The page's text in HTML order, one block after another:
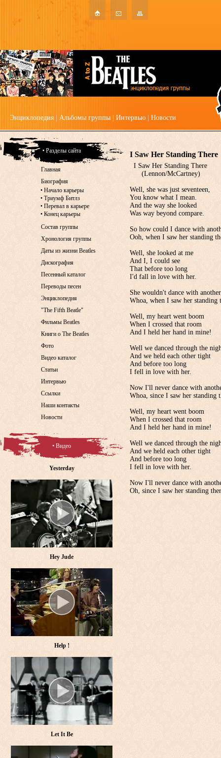
Энциклопедия Альбомы группы Интервью Новости
I Saw Her Standing There
I Saw Her Standing There
(Lennon/McCartney)
Well, she was just seventeen,
You know what I mean.
And the way she looked
Was way beyond compare.
So how could I dance with
Ooh, when I saw her standing
Well, she looked at me
And I, I could see
That before too long
I'd fall in love with her.
She wouldn't dance with
Whoa, when I saw her standing
Well, my heart went boom
When I crossed that room
And I held her hand in mine!
Well we danced through the
And we held each other tight
And before too long
I fell in love with her.
Now I'll never dance with
Whoa, since I saw her standing
Well, my heart went boom
When I crossed that room
And I held her hand in mine!
Well we danced through the
And we held each other tight
And before too long
I fell in love with her.
Now I'll never dance with
Oh, since I saw her standing
• Разделы сайта
Главная
Биография
• Начало карьеры
• Триумф Битлз
• Перевал в карьере
• Конец карьеры
Состав группы
Хронология группы
Даты из жизни Beatles
Дискография
Песенный каталог
Переводы песен
Энциклопедия
"The Fifth Beatle"
Фильмы Beatles
Книги о The Beatles
Фото
Видео каталог
Статьи
Интервью
Ссылки
Наши контакты
Новости
• Видео
Yesterday
Hey Jude
Help !
Let It Be